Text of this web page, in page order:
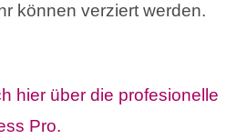
können verziert werden.